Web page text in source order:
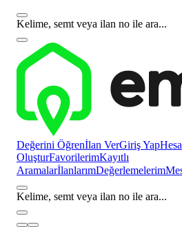
Kelime, semt veya ilan no ile ara...
Değerini Öğrenİlan VerGiriş Yap
OluşturFavorilerimKayıtlı
AramalarİlanlarımDeğerlemelerim
Kelime, semt veya ilan no ile ara...